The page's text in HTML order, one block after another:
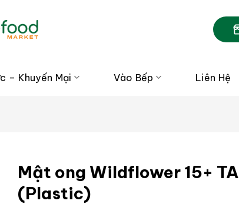
– Khuyến Mại Vào Bếp Liên Hệ
Mật ong Wildflower 15+
(Plastic)